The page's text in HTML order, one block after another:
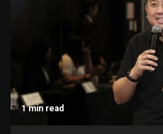
1 min read